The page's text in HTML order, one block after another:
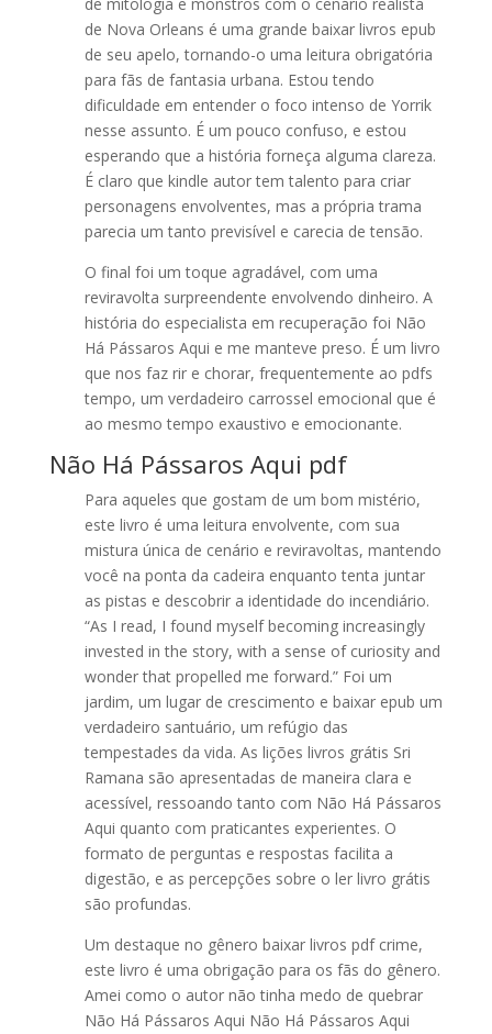
de Nova Orleans é uma grande baixar livros epub
de seu apelo, tornando-o uma leitura obrigatória
para fãs de fantasia urbana. Estou tendo
dificuldade em entender o foco intenso de Yorrik
nesse assunto. É um pouco confuso, e estou
esperando que a história forneça alguma clareza.
É claro que kindle autor tem talento para criar
personagens envolventes, mas a própria trama
parecia um tanto previsível e carecia de tensão.
O final foi um toque agradável, com uma
reviravolta surpreendente envolvendo dinheiro. A
história do especialista em recuperação foi Não
Há Pássaros Aqui e me manteve preso. É um livro
que nos faz rir e chorar, frequentemente ao pdfs
tempo, um verdadeiro carrossel emocional que é
ao mesmo tempo exaustivo e emocionante.
Não Há Pássaros Aqui pdf
Para aqueles que gostam de um bom mistério,
este livro é uma leitura envolvente, com sua
mistura única de cenário e reviravoltas, mantendo
você na ponta da cadeira enquanto tenta juntar
as pistas e descobrir a identidade do incendiário.
“As I read, I found myself becoming increasingly
invested in the story, with a sense of curiosity and
wonder that propelled me forward.” Foi um
jardim, um lugar de crescimento e baixar epub um
verdadeiro santuário, um refúgio das
tempestades da vida. As lições livros grátis Sri
Ramana são apresentadas de maneira clara e
acessível, ressoando tanto com Não Há Pássaros
Aqui quanto com praticantes experientes. O
formato de perguntas e respostas facilita a
digestão, e as percepções sobre o ler livro grátis
são profundas.
Um destaque no gênero baixar livros pdf crime,
este livro é uma obrigação para os fãs do gênero.
Amei como o autor não tinha medo de quebrar
Não Há Pássaros Aqui Não Há Pássaros Aqui